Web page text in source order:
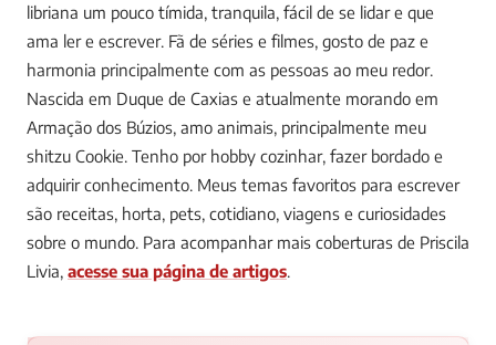
libriana um pouco tímida, tranquila, fácil de se lidar e que
ama ler e escrever. Fã de séries e filmes, gosto de paz e
harmonia principalmente com as pessoas ao meu redor.
Nascida em Duque de Caxias e atualmente morando em
Armação dos Búzios, amo animais, principalmente meu
shitzu Cookie. Tenho por hobby cozinhar, fazer bordado e
adquirir conhecimento. Meus temas favoritos para escrever
são receitas, horta, pets, cotidiano, viagens e curiosidades
sobre o mundo. Para acompanhar mais coberturas de Priscila
Livia, acesse sua página de artigos.